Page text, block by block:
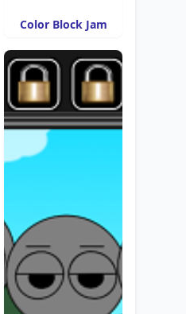
Color Block Jam